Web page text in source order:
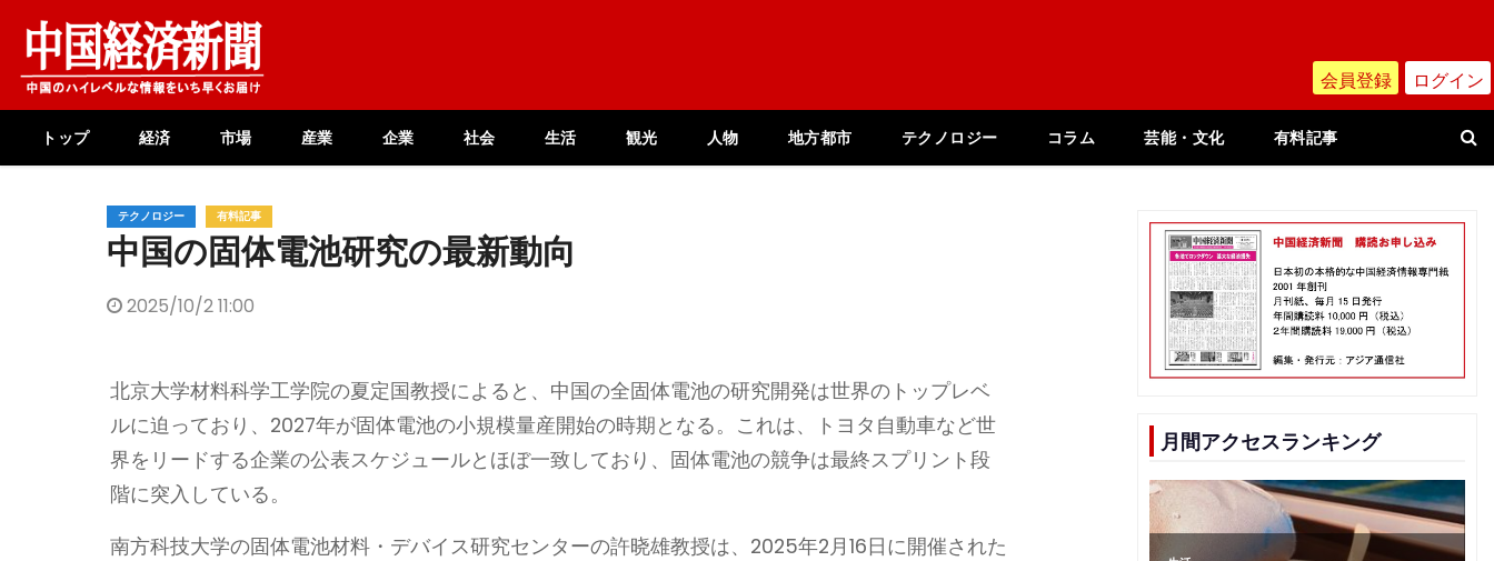
content
会員登録 ログイン
トップ 経済 市場 産業 企業 社会 生活 観光 人物 地方都市 テクノロジー コラム 芸能・文化 有料記事
テクノロジー 有料記事
中国の固体電池研究の最新動向
2025/10/2 11:00
北京大学材料科学工学院の夏定国教授によると、中国の全固体電池の研究開発は世界のトップレベ
ルに迫っており、2027年が固体電池の小規模量産開始の時期となる。これは、トヨタ自動車など世
界をリードする企業の公表スケジュールとほぼ一致しており、固体電池の競争は最終スプリント段
階に突入している。
南方科技大学の固体電池材料・デバイス研究センターの許晓雄教授は、2025年2月16日に開催された
月間アクセスランキング